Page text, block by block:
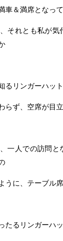
車＆満席となっ
それとも私が気
るリンガーハッ
らず、空席が目
一人での訪問と
うに、テーブル
たるリンガーハ